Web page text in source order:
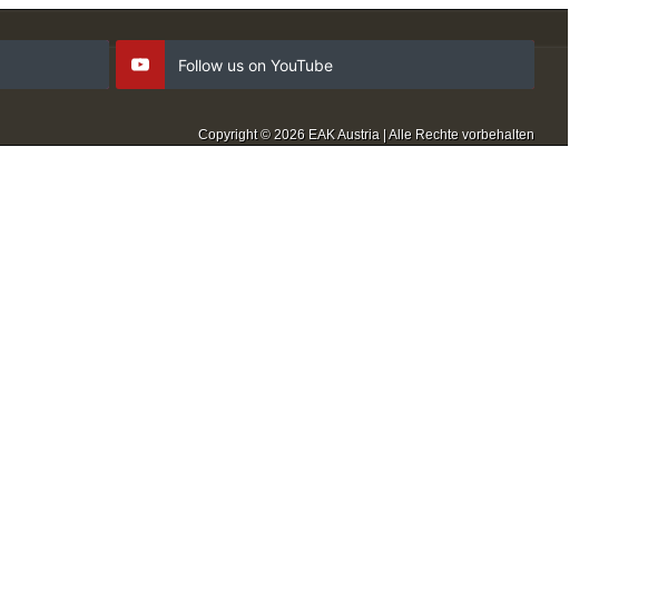
Follow us on YouTube
Copyright © 2026 EAK Austria | Alle Rechte vorbehalten